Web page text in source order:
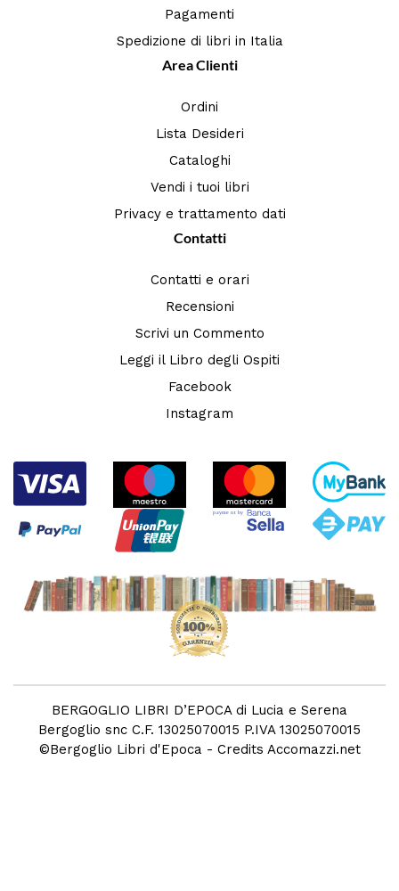
Pagamenti
Spedizione di libri in Italia
Area Clienti
Ordini
Lista Desideri
Cataloghi
Vendi i tuoi libri
Privacy e trattamento dati
Contatti
Contatti e orari
Recensioni
Scrivi un Commento
Leggi il Libro degli Ospiti
Facebook
Instagram
BERGOGLIO LIBRI D’EPOCA di Lucia e Serena
Bergoglio snc C.F. 13025070015 P.IVA 13025070015
©Bergoglio Libri d'Epoca - Credits Accomazzi.net